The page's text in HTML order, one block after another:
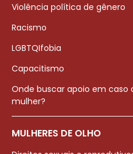
Violência política de gênero
Racismo
LGBTQIfobia
Capacitismo
Onde buscar apoio em caso
mulher?
MULHERES DE OLHO